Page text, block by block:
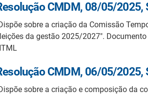
CMDM, 08/05/
sobre a criação da Comissão
da gestão 2025/2027".
CMDM, 06/05/
sobre a criação e composição da